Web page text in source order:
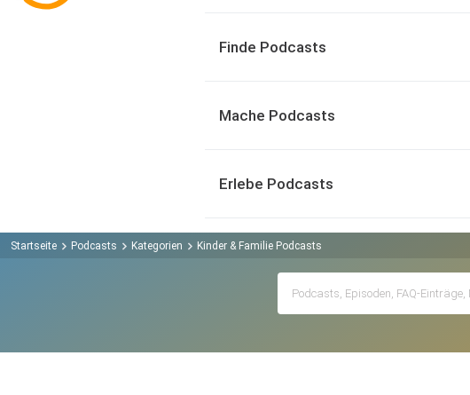
Finde Podcasts
Mache Podcasts
Erlebe Podcasts
Startseite Podcasts Kategorien Kinder & Familie Podcasts